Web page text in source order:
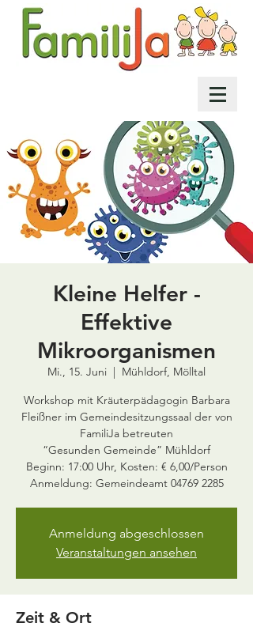
Kleine Helfer -
Effektive
Mikroorganismen
Mi., 15. Juni
  |
Mühldorf, Mölltal
Workshop mit Kräuterpädagogin Barbara
Fleißner im Gemeindesitzungssaal der von
FamiliJa betreuten
“Gesunden Gemeinde” Mühldorf
Beginn: 17:00 Uhr, Kosten: € 6,00/Person
Anmeldung: Gemeindeamt 04769 2285
Anmeldung abgeschlossen
Veranstaltungen ansehen
Zeit & Ort